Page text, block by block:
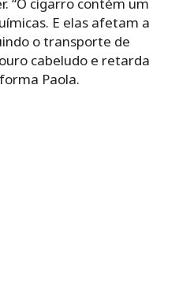
E elas afetam a
o transporte de
cabeludo e retarda
Paola.